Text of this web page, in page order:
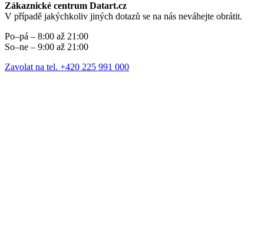
Zákaznické centrum Datart.cz
V případě jakýchkoliv jiných dotazů se na nás neváhejte obrátit.
Po–pá – 8:00 až 21:00
So–ne – 9:00 až 21:00
Zavolat na tel. +420 225 991 000